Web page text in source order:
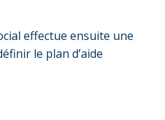
effectue ensuite une
le plan d’aide